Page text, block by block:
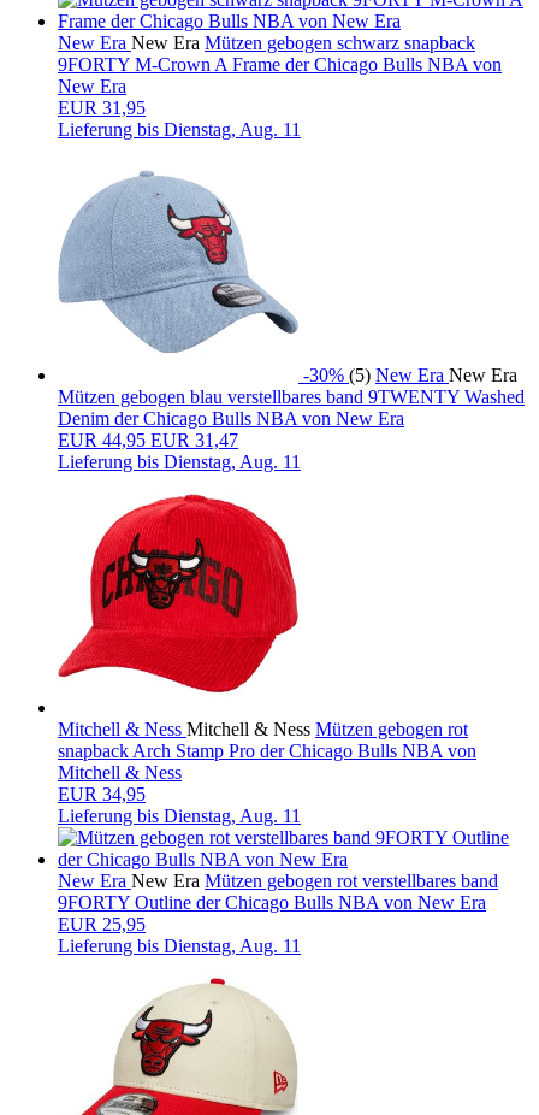
New Era New Era Mützen gebogen schwarz snapback
9FORTY M-Crown A Frame der Chicago Bulls NBA von
New Era
EUR 31,95
Lieferung bis Dienstag, Aug. 11
-30% (5) New Era New Era
Mützen gebogen blau verstellbares band 9TWENTY Washed
Denim der Chicago Bulls NBA von New Era
EUR 44,95 EUR 31,47
Lieferung bis Dienstag, Aug. 11
Mitchell & Ness Mitchell & Ness Mützen gebogen rot
snapback Arch Stamp Pro der Chicago Bulls NBA von
Mitchell & Ness
EUR 34,95
Lieferung bis Dienstag, Aug. 11
New Era New Era Mützen gebogen rot verstellbares band
9FORTY Outline der Chicago Bulls NBA von New Era
EUR 25,95
Lieferung bis Dienstag, Aug. 11